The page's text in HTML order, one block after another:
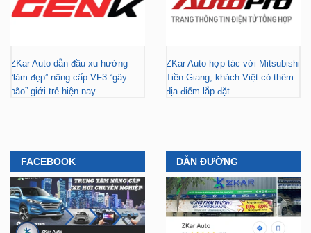
ZKar Auto dẫn đầu xu hướng
“làm đẹp” nâng cấp VF3 “gây
bão” giới trẻ hiện nay
ZKar Auto hợp tác với Mitsubishi
Tiền Giang, khách Việt có thêm
địa điểm lắp đặt...
FACEBOOK DẪN ĐƯỜNG